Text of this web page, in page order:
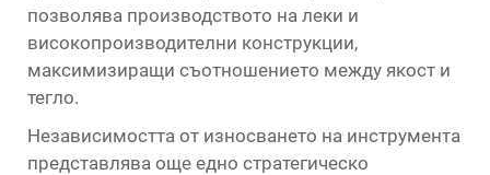
позволява производството на леки и
високопроизводителни конструкции,
максимизиращи съотношението между якост и
тегло.
Независимостта от износването на инструмента
представлява още едно стратегическо